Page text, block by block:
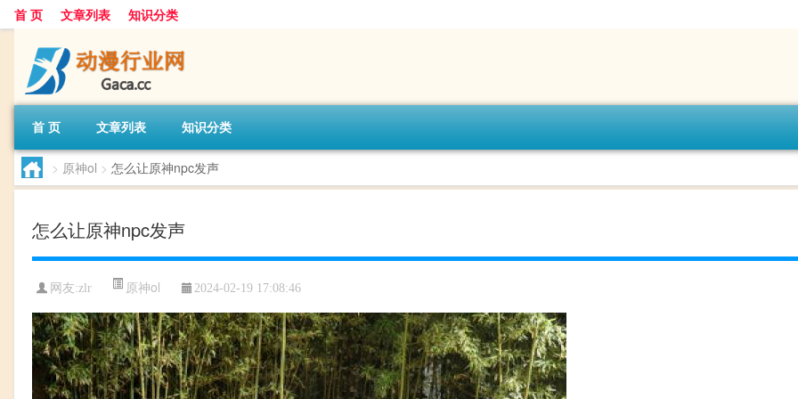
首 页 文章列表 知识分类
首 页 文章列表 知识分类
> 原神ol > 怎么让原神npc发声
怎么让原神npc发声
网友:zlr 原神ol 2024-02-19 17:08:46